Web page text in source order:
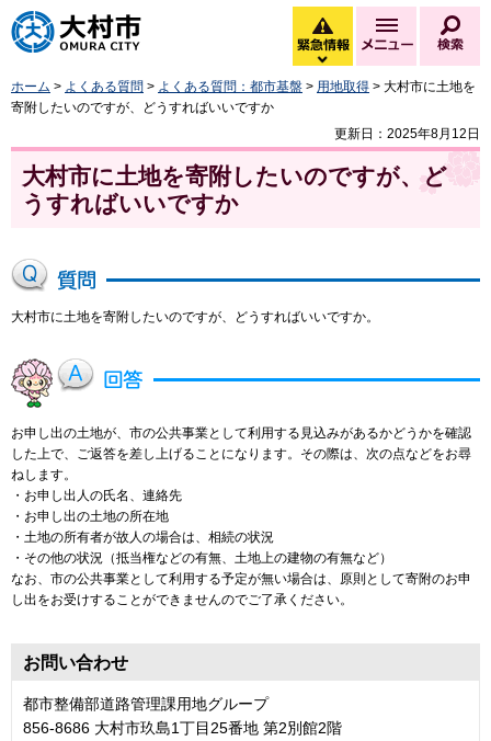
大村市
緊急情報
緊急情報を開く
メニュー
ホーム > よくある質問 > よくある質問：都市基盤 > 用地取得 > 大村市に土地を
寄附したいのですが、どうすればいいですか
更新日：2025年8月12日
大村市に土地を寄附したいのですが、ど
うすればいいですか
大村市に土地を寄附したいのですが、どうすればいいですか。
お申し出の土地が、市の公共事業として利用する見込みがあるかどうかを確認
した上で、ご返答を差し上げることになります。その際は、次の点などをお尋
ねします。
・お申し出人の氏名、連絡先
・お申し出の土地の所在地
・土地の所有者が故人の場合は、相続の状況
・その他の状況（抵当権などの有無、土地上の建物の有無など）
なお、市の公共事業として利用する予定が無い場合は、原則として寄附のお申
し出をお受けすることができませんのでご了承ください。
お問い合わせ
都市整備部道路管理課用地グループ
856-8686 大村市玖島1丁目25番地 第2別館2階